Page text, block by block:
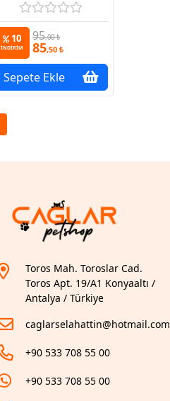
10
İNDİRİM
95,00 ₺
85,50 ₺
Sepete Ekle
Toros Mah. Toroslar Cad.
Toros Apt. 19/A1 Konyaaltı /
Antalya / Türkiye
caglarselahattin@hotmail.com
+90 533 708 55 00
+90 533 708 55 00